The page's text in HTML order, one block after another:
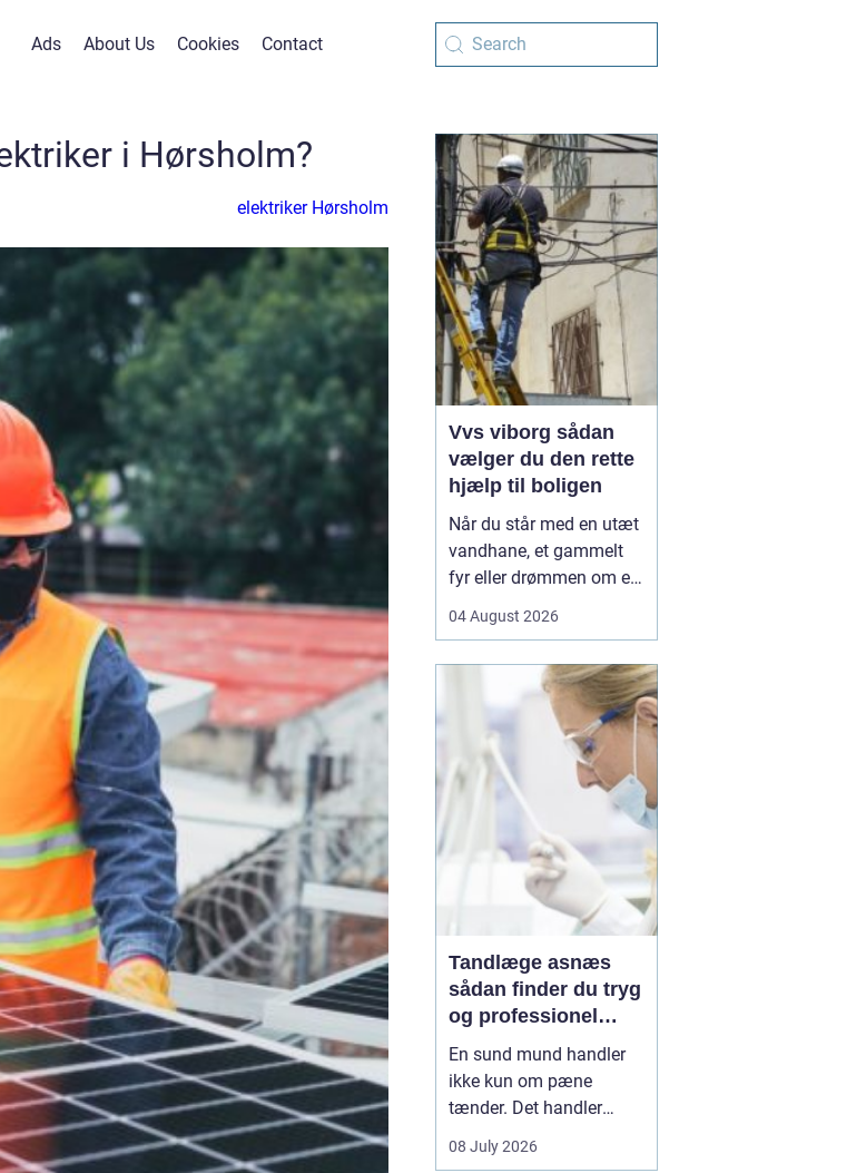
Ads About Us Cookies Contact
i Hørsholm?
elektriker Hørsholm
Vvs viborg sådan
vælger du den rette
hjælp til boligen
Når du står med en utæt
vandhane, et gammelt
fyr eller drømmen om et
dygtig VVSer være
løsning og en dyr
langtidsskade. I Viborg
og omegn findes der
mange fagfolk, men
hvordan sikrer du dig, at
04 August 2026
Tandlæge asnæs
sådan finder du tryg
og professionel
tandpleje
En sund mund handler
ikke kun om pæne
tænder. Det handler
også om at kunne spise
uden smerter, tale frit og
08 July 2026